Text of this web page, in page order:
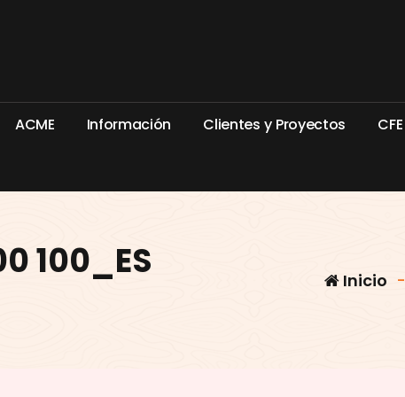
ACME Información Clientes y Proyectos CFE
100_ES
Inicio -